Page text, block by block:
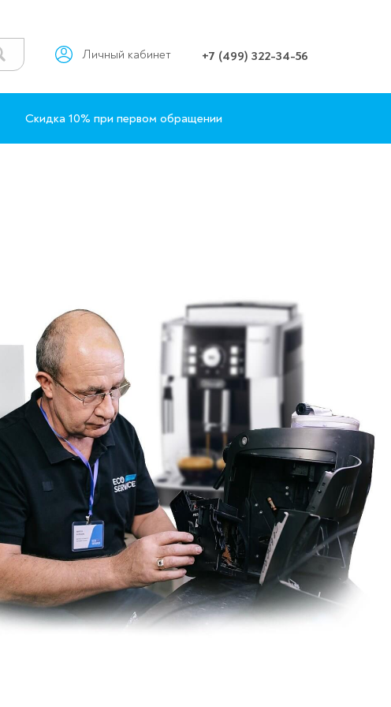
Личный кабинет +7 (499) 322-34-56
Скидка 10% при первом обращении